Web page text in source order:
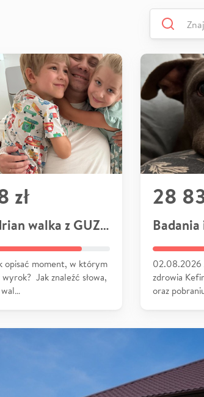
zł
Szymaniak Adrian walka z GUZEM
opisać moment, w którym
wyrok? Jak znaleźć słowa,
wal…
28
02.08.2026
zdrowia
oraz